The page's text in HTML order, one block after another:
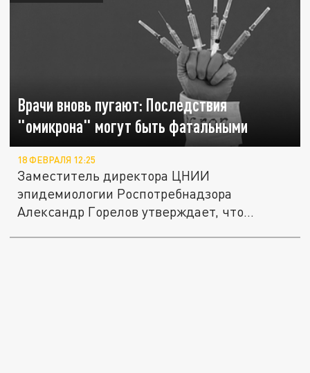
Врачи вновь пугают: Последствия
"омикрона" могут быть фатальными
18 ФЕВРАЛЯ 12:25
Заместитель директора ЦНИИ
эпидемиологии Роспотребнадзора
Александр Горелов утверждает, что